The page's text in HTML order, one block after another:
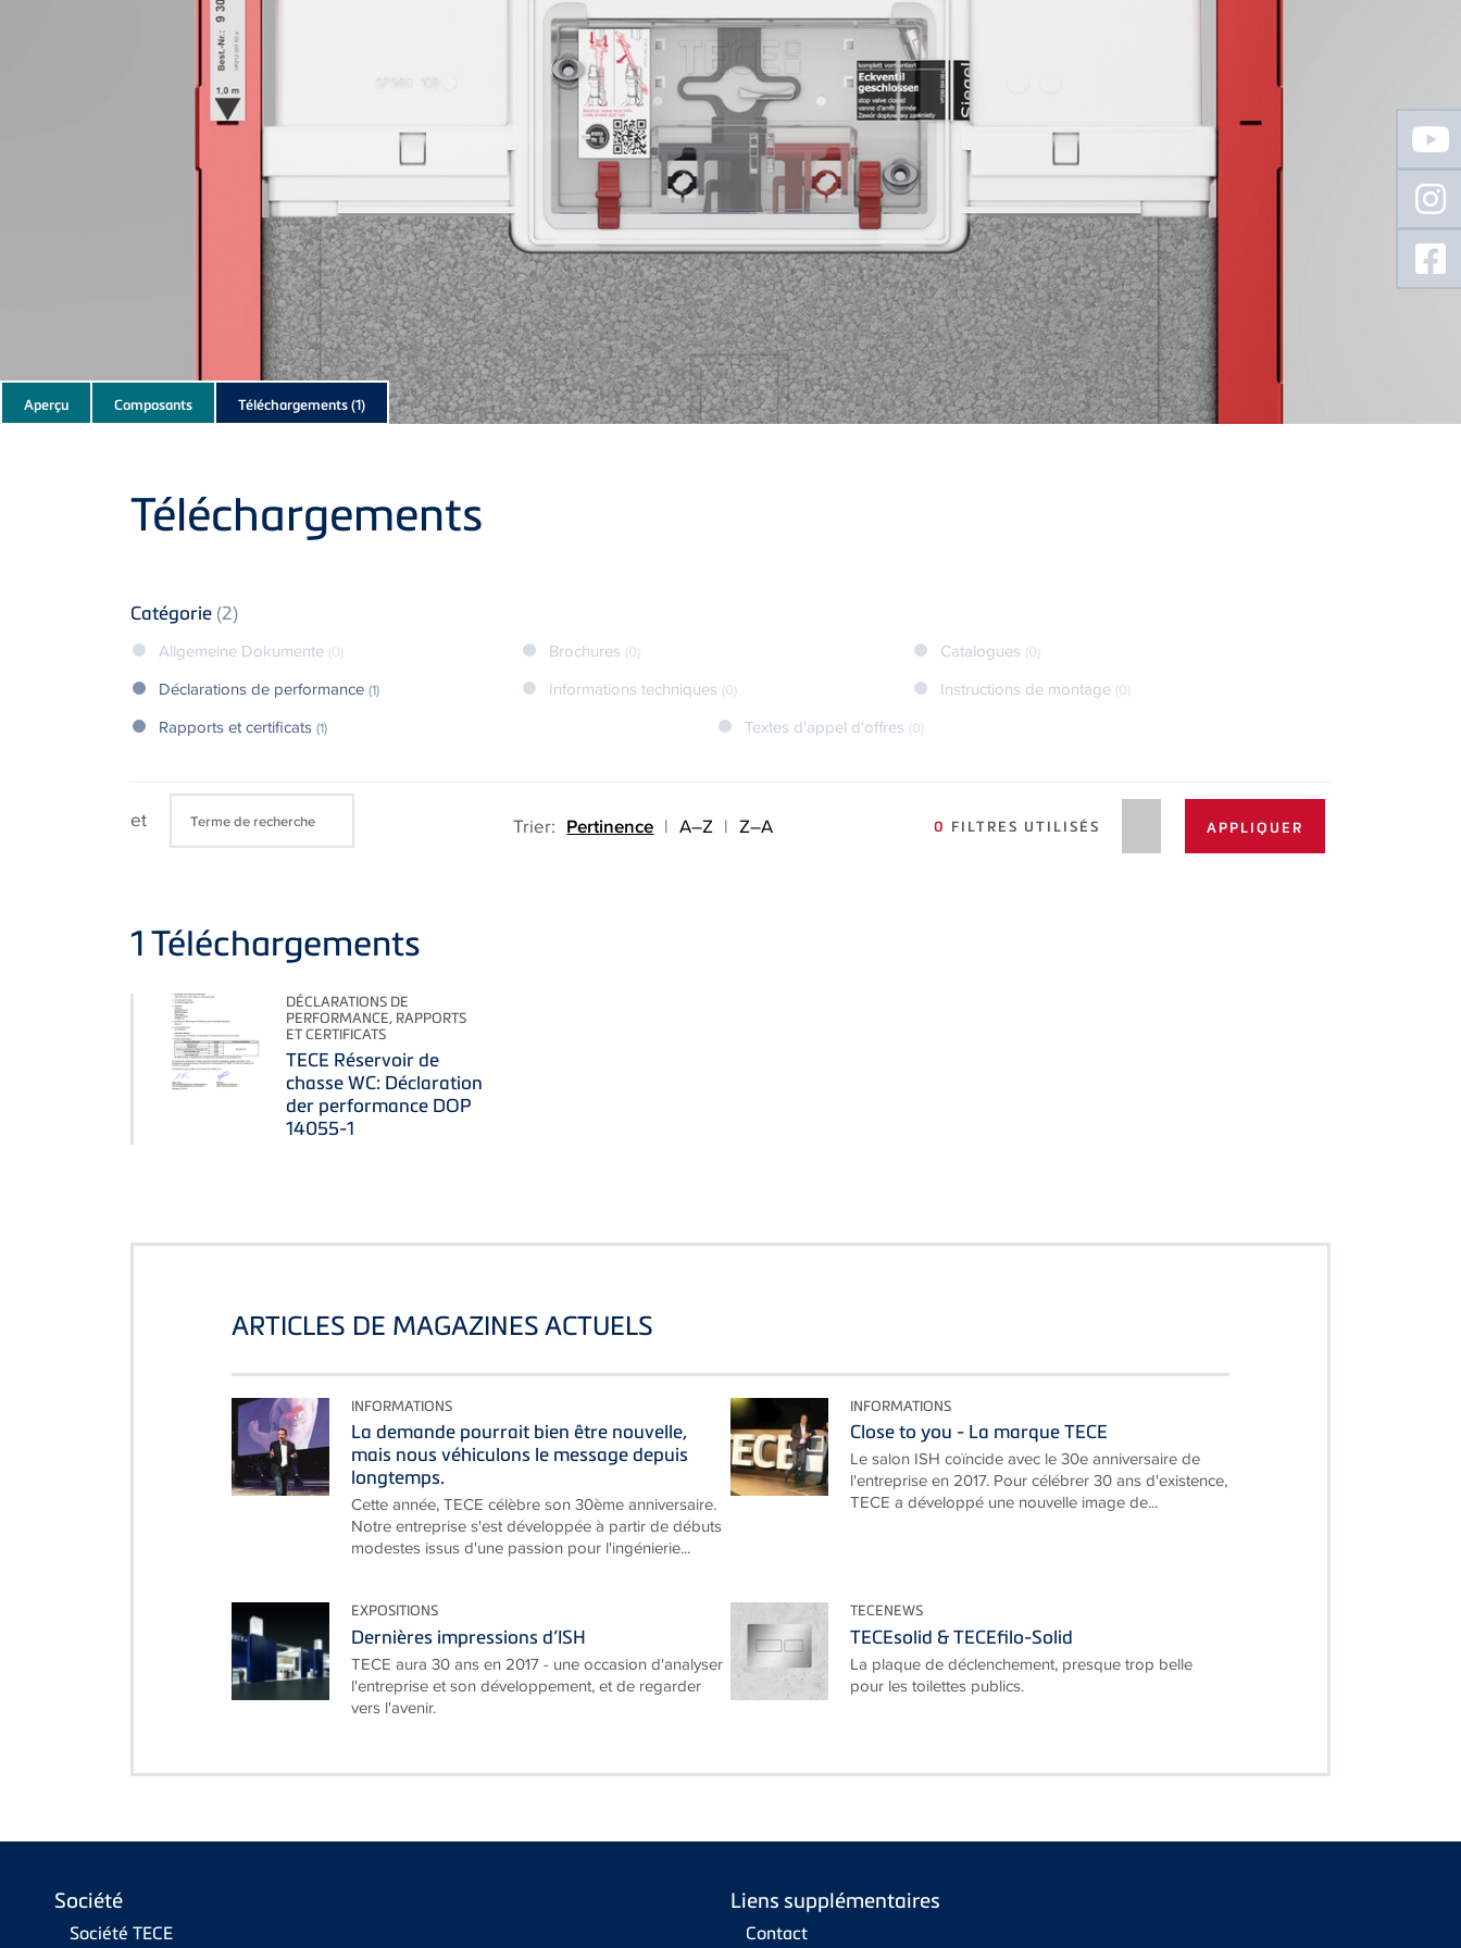
Subnavigation
of
Aperçu Composants Téléchargements(1)
Téléchargements
Catégorie (2)
Allgemeine Dokumente (0) Brochures (0) Catalogues (0)
Déclarations de performance (1) Informations techniques (0) Instructions de montage (0)
Rapports et certificats (1) Textes d'appel d'offres (0)
et Trier: Pertinence | A–Z | Z–A 0 FILTRES UTILISÉS
1Téléchargements
DÉCLARATIONS DE
PERFORMANCE, RAPPORTS
ET CERTIFICATS
TECE Réservoir de
chasse WC: Déclaration
der performance DOP
14055-1
ARTICLES DE MAGAZINES ACTUELS
INFORMATIONS
La demande pourrait bien être nouvelle,
mais nous véhiculons le message depuis
longtemps.
Cette année, TECE célèbre son 30ème anniversaire.
Notre entreprise s'est développée à partir de débuts
modestes issus d'une passion pour l'ingénierie...
INFORMATIONS
Close to you - La marque TECE
Le salon ISH coïncide avec le 30e anniversaire de
l'entreprise en 2017. Pour célébrer 30 ans d'existence,
TECE a développé une nouvelle image de...
EXPOSITIONS
Dernières impressions d’ISH
TECE aura 30 ans en 2017 - une occasion d'analyser
l'entreprise et son développement, et de regarder
vers l'avenir.
TECENEWS
TECEsolid & TECEfilo-Solid
La plaque de déclenchement, presque trop belle
pour les toilettes publics.
Société
Société TECE
Liens supplémentaires
Contact
Floating